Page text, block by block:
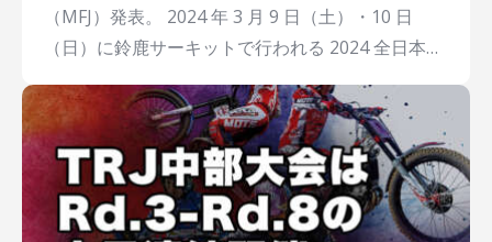
（MFJ）発表。 2024 年 3 月 9 日（土）・10 日
（日）に鈴鹿サーキットで行われる 2024 全日本ロ
「2024NGK スパークプラグ鈴鹿 2＆4 レース」に
て、全日本トライアル選手権 11 連覇中のチャンピ
オンの小川友幸選手によるトライアルバイクパフォ
ーマンスを披露。 3月9日（土）には鈴鹿を拠点に
全日本モトクロス選手権に参戦する小島庸平選手も